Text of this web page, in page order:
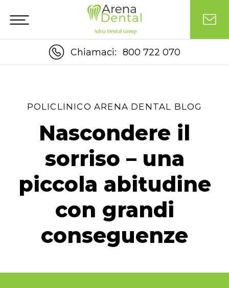
Chiamaci: 800 722 070
POLICLINICO ARENA DENTAL BLOG
Nascondere il
sorriso – una
piccola abitudine
con grandi
conseguenze